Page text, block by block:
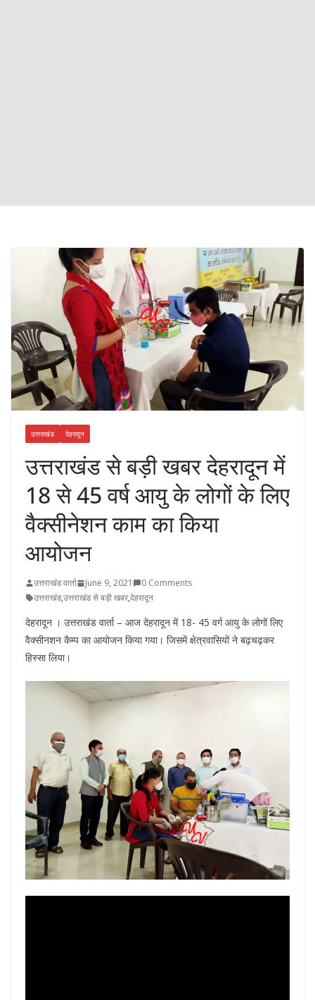
उत्तराखंड देहरादून
उत्तराखंड से बड़ी खबर देहरादून में
18 से 45 वर्ष आयु के लोगों के लिए
वैक्सीनेशन काम का किया
आयोजन
उत्तराखंड वार्ता June 9, 2021
0 Comments
उत्तराखंड,उत्तराखंड से बड़ी खबर,देहरादून
देहरादून । उत्तराखंड वार्ता – आज देहरादून में 18- 45 वर्ग आयु के लोगों लिए
वैक्सीनशन कैम्प का आयोजन किया गया। जिसमें क्षेत्रवासियों ने बढ़चढ़कर
हिस्सा लिया।